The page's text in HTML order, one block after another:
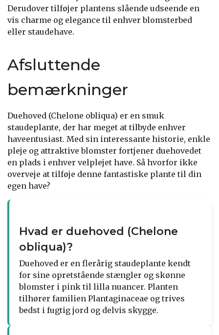
Derudover tilføjer plantens slående udseende en
vis charme og elegance til enhver blomsterbed
eller staudehave.
Afsluttende
bemærkninger
Duehoved (Chelone obliqua) er en smuk
staudeplante, der har meget at tilbyde enhver
haveentusiast. Med sin interessante historie, enkle
pleje og attraktive blomster fortjener duehovedet
en plads i enhver velplejet have. Så hvorfor ikke
overveje at tilføje denne fantastiske plante til din
egen have?
Hvad er duehoved (Chelone
obliqua)?
Duehoved er en flerårig staudeplante kendt
for sine opretstående stængler og skønne
blomster i pink til lilla nuancer. Planten
tilhører familien Plantaginaceae og trives
bedst i fugtig jord og delvis skygge.